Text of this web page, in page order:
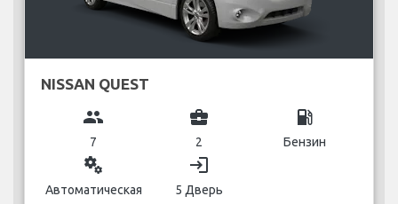
NISSAN QUEST
group
7
business_center
2
local_gas_station
Бензин
miscellaneous_services
Автоматическая
login
5 Дверь